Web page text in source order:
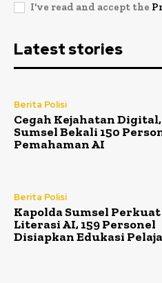
I've read and accept the
Latest stories
Berita Polisi
Cegah Kejahatan
Sumsel Bekali 150
Pemahaman AI
Berita Polisi
Kapolda Sumsel Perkuat
Literasi AI, 159 Personel
Disiapkan Edukasi